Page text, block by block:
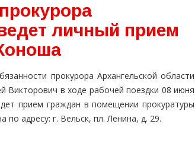
личный прием
прокурора Архангельской области
Викторович в ходе рабочей поездки 08 июня
прием граждан в помещении прокуратуры
по адресу: г. Вельск, пл. Ленина, д. 29.